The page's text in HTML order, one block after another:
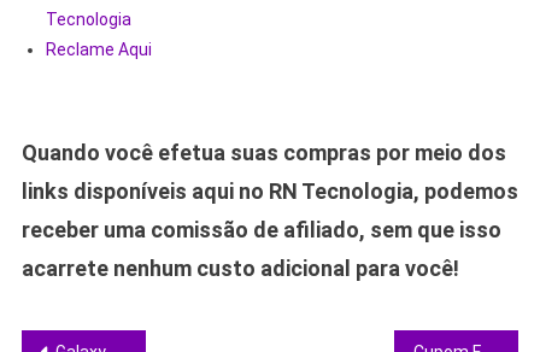
Tecnologia
Reclame Aqui
Quando você efetua suas compras por meio dos
links disponíveis aqui no RN Tecnologia, podemos
receber uma comissão de afiliado, sem que isso
acarrete nenhum custo adicional para você!